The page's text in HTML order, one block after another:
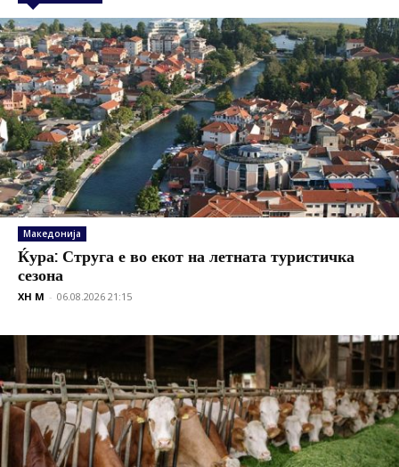
Македонија
Ќура: Струга е во екот на летната туристичка
сезона
XH M - 06.08.2026 21:15